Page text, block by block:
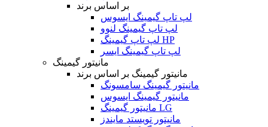
بر اساس برند
لپ تاپ گیمینگ ایسوس
لپ تاپ گیمینگ لنوو
لپ تاپ گیمینگ HP
لپ تاپ گیمینگ ایسر
مانیتور گیمینگ
مانیتور گیمینگ بر اساس برند
مانیتور گیمینگ سامسونگ
مانیتور گیمینگ ایسوس
مانیتور گیمینگ LG
مانیتور تویستد مایندز